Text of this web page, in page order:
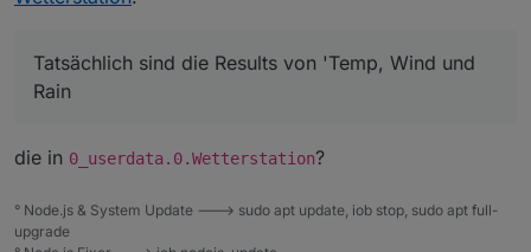
Tatsächlich sind die Results von 'Temp, Wind und
Rain
die in 0_userdata.0.Wetterstation?
° Node.js & System Update ---> sudo apt update, iob stop, sudo apt full-
upgrade